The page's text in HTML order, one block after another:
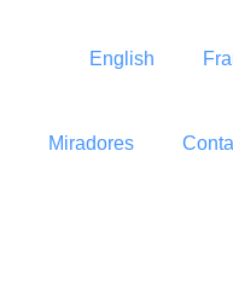
English
Miradores